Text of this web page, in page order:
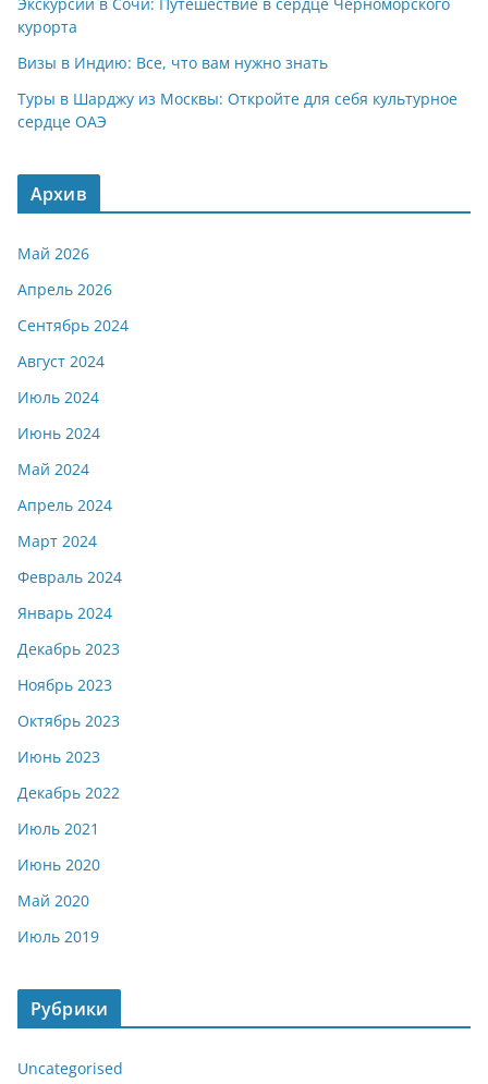
курорта
Визы в Индию: Все, что вам нужно знать
Туры в Шарджу из Москвы: Откройте для себя культурное
сердце ОАЭ
Архив
Май 2026
Апрель 2026
Сентябрь 2024
Август 2024
Июль 2024
Июнь 2024
Май 2024
Апрель 2024
Март 2024
Февраль 2024
Январь 2024
Декабрь 2023
Ноябрь 2023
Октябрь 2023
Июнь 2023
Декабрь 2022
Июль 2021
Июнь 2020
Май 2020
Июль 2019
Рубрики
Uncategorised